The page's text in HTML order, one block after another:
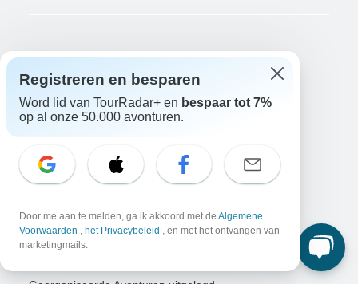
Bedrijf
Over ons
Vacatures
Solliciteer nu!
Win een avontuur
Doe nu mee!
Waarom TourRadar?
Annuleringsvoorwaarden
Community
Registreren en besparen
Word lid van TourRadar+ en bespaar tot 7%
op al onze 50.000 avonturen.
Door me aan te melden, ga ik akkoord met de Algemene
Voorwaarden , het Privacybeleid , en met het ontvangen van
marketingmails.